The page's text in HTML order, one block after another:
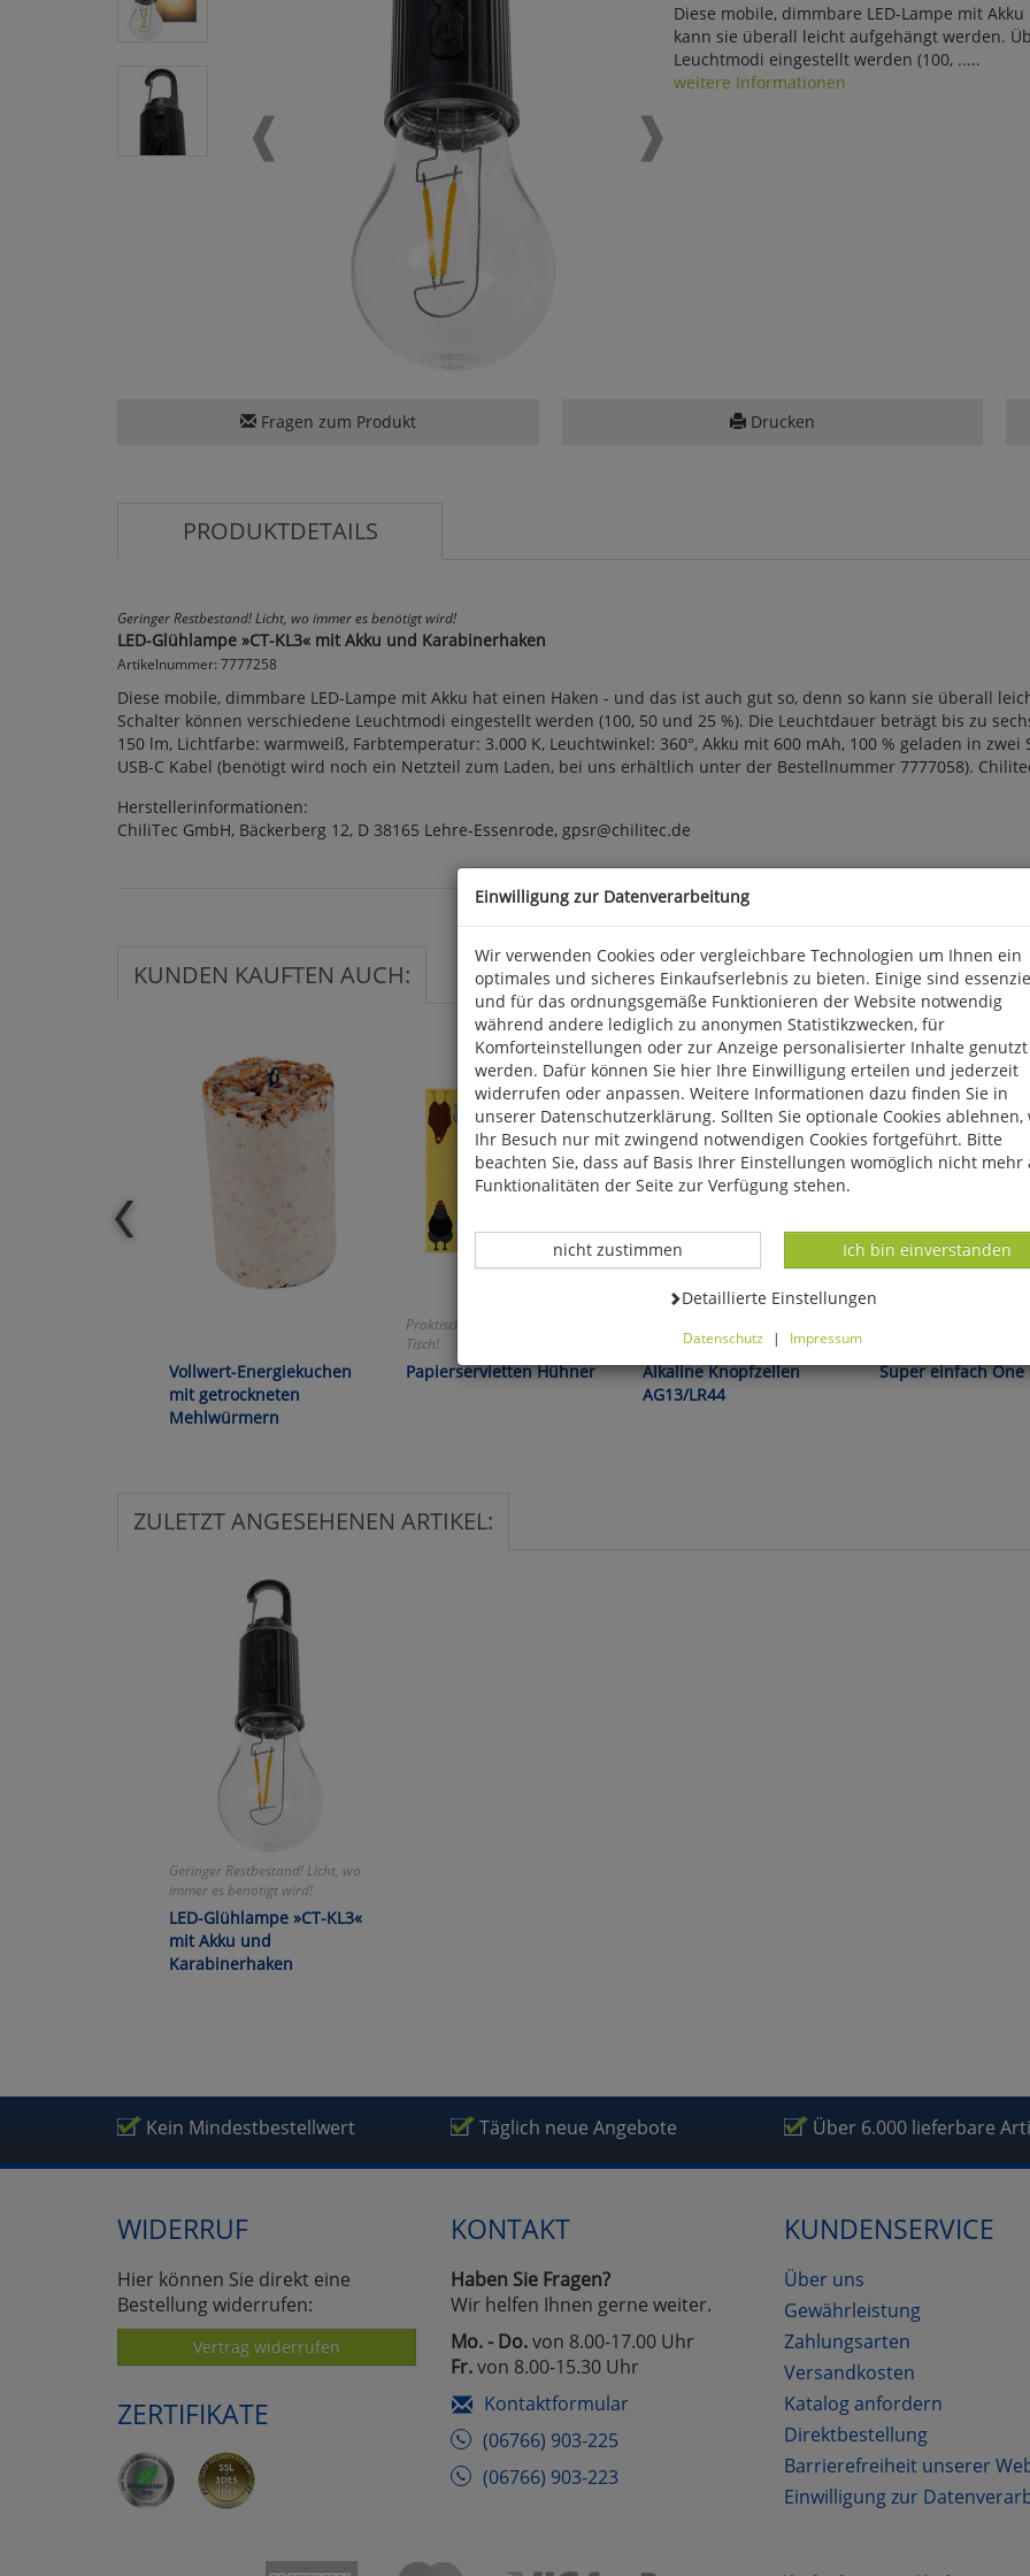
Diese mobile, dimmbare LED-Lampe mit
kann sie überall leicht aufgehängt werden.
Leuchtmodi eingestellt werden (100, .....
weitere Informationen
Fragen zum Produkt Drucken
PRODUKTDETAILS
Geringer Restbestand! Licht, wo immer es benötigt wird!
LED-Glühlampe »CT-KL3« mit Akku und Karabinerhaken
Artikelnummer: 7777258
Diese mobile, dimmbare LED-Lampe mit Akku hat einen Haken - und das ist auch gut so, denn so kann sie überall
Schalter können verschiedene Leuchtmodi eingestellt werden (100, 50 und 25 %). Die Leuchtdauer beträgt bis zu
150 lm, Lichtfarbe: warmweiß, Farbtemperatur: 3.000 K, Leuchtwinkel: 360°, Akku mit 600 mAh, 100 % geladen in
USB-C Kabel (benötigt wird noch ein Netzteil zum Laden, bei uns erhältlich unter der Bestellnummer 7777058).
Herstellerinformationen:
ChiliTec GmbH, Bäckerberg 12, D 38165 Lehre-Essenrode, gpsr@chilitec.de
KUNDEN KAUFTEN AUCH:
Vollwert-Energiekuchen
mit getrockneten
Mehlwürmern
Praktischer Blickfang auf jedem
Tisch!
Papierservietten Hühner
Alkaline Knopfzellen
AG13/LR44
Super einfach One
ZULETZT ANGESEHENEN ARTIKEL:
Geringer Restbestand! Licht, wo
immer es benötigt wird!
LED-Glühlampe »CT-KL3«
mit Akku und
Karabinerhaken
Kein Mindestbestellwert Täglich neue Angebote Über 6.000 lieferbare
WIDERRUF
Hier können Sie direkt eine
Bestellung widerrufen:
Vertrag widerrufen
ZERTIFIKATE
KONTAKT
Haben Sie Fragen?
Wir helfen Ihnen gerne weiter.
Mo. - Do.von 8.00-17.00 Uhr
Fr.von 8.00-15.30 Uhr
Kontaktformular
(06766) 903-225
(06766) 903-223
KUNDENSERVICE
Über uns
Gewährleistung
Zahlungsarten
Versandkosten
Katalog anfordern
Direktbestellung
Barrierefreiheit unserer
Einwilligung zur
Einwilligung zur Datenverarbeitung
Wir verwenden Cookies oder vergleichbare Technologien um Ihnen ein
optimales und sicheres Einkaufserlebnis zu bieten. Einige sind
und für das ordnungsgemäße Funktionieren der Website notwendig
während andere lediglich zu anonymen Statistikzwecken, für
Komforteinstellungen oder zur Anzeige personalisierter Inhalte genutzt
werden. Dafür können Sie hier Ihre Einwilligung erteilen und jederzeit
widerrufen oder anpassen. Weitere Informationen dazu finden Sie in
unserer Datenschutzerklärung. Sollten Sie optionale Cookies ablehnen,
Ihr Besuch nur mit zwingend notwendigen Cookies fortgeführt. Bitte
beachten Sie, dass auf Basis Ihrer Einstellungen womöglich nicht mehr
Funktionalitäten der Seite zur Verfügung stehen.
Datenverarbeitung -
Ich bin einverstanden
Datenverarbeitung -
nicht zustimmen
Datenverarbeitung -
Detaillierte Einstellungen
Datenschutz | Impressum
Cookies ablehnen, wird Ihr Besuch nur mit zwingend notwendigen
fortgeführt. Bitte beachten Sie, dass auf Basis Ihrer Einstellungen